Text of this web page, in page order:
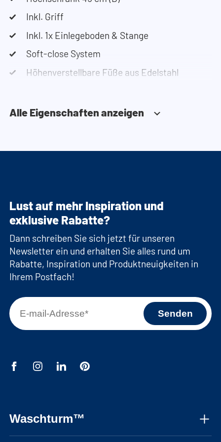
Inkl. Griff
Inkl. 1x Einlegeboden & Stange
Soft-close System
Höhenverstellbare Füße aus Edelstahl
Alle Eigenschaften anzeigen
Waschturm™
Lust auf mehr Inspiration und
exklusive Rabatte?
Dann schreiben Sie sich jetzt für unseren
Newsletter ein und erhalten Sie alles rund um
Rabatte, Inspiration und Produktneuigkeiten in
Ihrem Postfach!